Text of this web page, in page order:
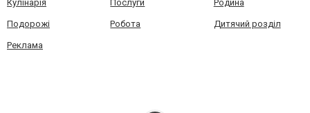
Кулінарія Послуги Родина
Подорожі Робота Дитячий розділ
Реклама